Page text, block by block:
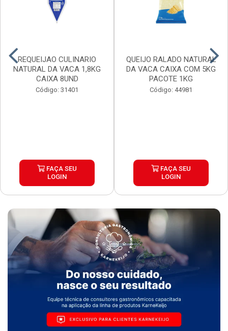
REQUEIJAO CULINARIO
NATURAL DA VACA 1,8KG
CAIXA 8UND
Código: 31401
FAÇA SEU
LOGIN
QUEIJO RALADO NATURAL
DA VACA CAIXA COM 5KG
PACOTE 1KG
Código: 44981
FAÇA SEU
LOGIN